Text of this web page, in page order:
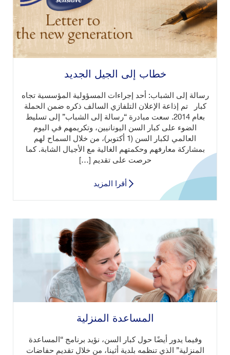
خطاب إلى الجيل الجديد
رسالة إلى الشباب: أحد إجراءات المسؤولية المؤسسية تجاه
كبار تم إذاعة الإعلان التلفازي السالف ذكره ضمن الحملة
بعام 2014. سعت مبادرة “رسالة إلى الشباب” إلى تسليط
الضوء على كبار السن اليونانيين، وتكريمهم في اليوم
العالمي لكبار السن (1 أكتوبر)، من خلال السماح لهم
بمشاركة معارفهم وحكمتهم الغالية مع الأجيال الشابة. كما
حرصت على تقديم […]
أقرا المزيد
المساعدة المنزلية
وفيما يدور أيضًا حول كبار السن، نؤيد برنامج “المساعدة
المنزلية” الذي تنظمه بلدية أثينا، من خلال تقديم حفاضات